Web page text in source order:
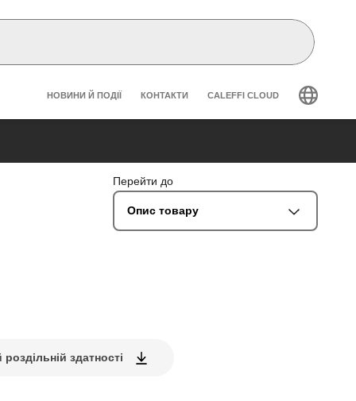
Header secondary navigation
НОВИНИ Й ПОДІЇ КОНТАКТИ CALEFFI CLOUD
Перейти до
Опис товару
здатності